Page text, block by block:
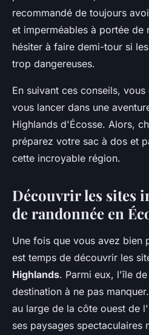
recommandé de toujours
et imperméables à portée de
hésiter à faire demi-tour si
trop dangereuses.
En suivant ces conseils,
vous lancer dans une
Highlands d'Écosse. Alors,
préparez votre sac à dos et
cette incroyable région.
Découvrir les sites
de randonnée en
Une fois que vous avez bien
est temps de découvrir les
Highlands. Parmi eux, l'île
destination à ne pas
au large de la côte ouest de
ses paysages spectaculaires